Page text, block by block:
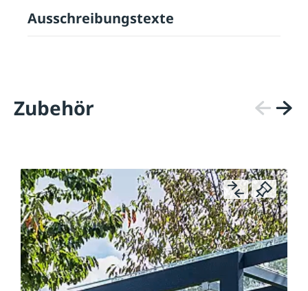
Ausschreibungstexte
Zubehör